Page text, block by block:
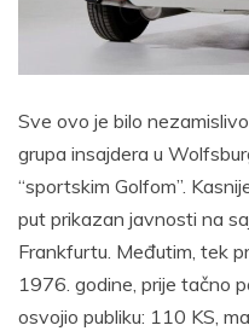
Sve ovo je bilo
grupa insajdera u
“sportskim Golfom”.
put prikazan javnosti na
Frankfurtu. Međutim, tek
1976. godine, prije tačno
osvojio publiku: 110 KS,